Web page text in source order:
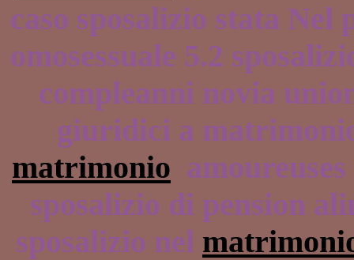
caso sposalizio stata
omosessuale 5.2
compleanni novia
giuridici a
matrimonio
sposalizio di pension
sposalizio nel